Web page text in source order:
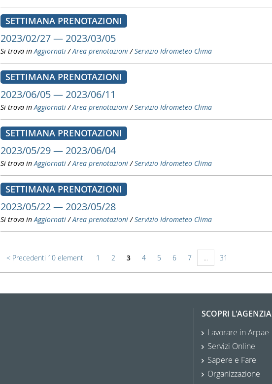
SETTIMANA PRENOTAZIONI
2023/02/27 — 2023/03/05
Si trova in Aggiornati /Area prenotazioni /Servizio Idrometeo Clima
SETTIMANA PRENOTAZIONI
2023/06/05 — 2023/06/11
Si trova in Aggiornati /Area prenotazioni /Servizio Idrometeo Clima
SETTIMANA PRENOTAZIONI
2023/05/29 — 2023/06/04
Si trova in Aggiornati /Area prenotazioni /Servizio Idrometeo Clima
SETTIMANA PRENOTAZIONI
2023/05/22 — 2023/05/28
Si trova in Aggiornati /Area prenotazioni /Servizio Idrometeo Clima
Precedenti 10 elementi 1 2 3 4 5 6 7 ... 31
SCOPRI L'AGENZIA
Lavorare in Arpae
Servizi Online
Sapere e Fare
Organizzazione